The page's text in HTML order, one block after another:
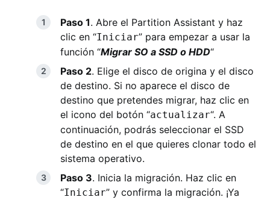
Paso 1. Abre el Partition Assistant y haz
clic en “Iniciar” para empezar a usar la
función “Migrar SO a SSD o HDD“
Paso 2. Elige el disco de origina y el disco
de destino. Si no aparece el disco de
destino que pretendes migrar, haz clic en
el icono del botón “actualizar“. A
continuación, podrás seleccionar el SSD
de destino en el que quieres clonar todo el
sistema operativo.
Paso 3. Inicia la migración. Haz clic en
“Iniciar” y confirma la migración. ¡Ya